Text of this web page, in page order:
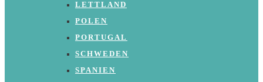
LETTLAND
POLEN
PORTUGAL
SCHWEDEN
SPANIEN